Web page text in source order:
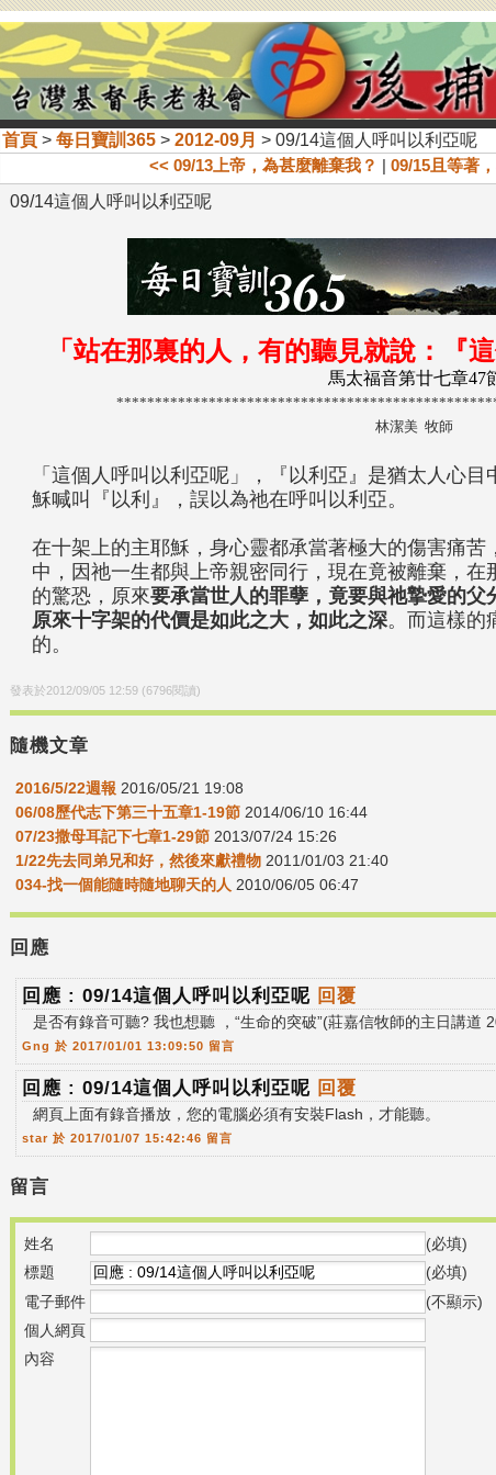
首頁> 每日寶訓365> 2012-09月 > 09/14這個人呼叫以利亞呢
<< 09/13上帝，為甚麼離棄我？ | 09/15且等著
09/14這個人呼叫以利亞呢
「站在那裏的人，有的聽見就說：『
馬太福音第廿七章47
林潔美 牧師
「這個人呼叫以利亞呢」，『以利亞』是猶太人心
穌喊叫『以利』，誤以為祂在呼叫以利亞。
在十架上的主耶穌，身心靈都承當著極大的傷害痛
中，因祂一生都與上帝親密同行，現在竟被離棄，
的驚恐，原來要承當世人的罪孽，竟要與祂摯愛的父
原來十字架的代價是如此之大，如此之深。而這樣的
的。
發表於2012/09/05 12:59(6796閱讀)
隨機文章
2016/5/22週報 2016/05/21 19:08
06/08歷代志下第三十五章1-19節2014/06/10 16:44
07/23撒母耳記下七章1-29節2013/07/24 15:26
1/22先去同弟兄和好，然後來獻禮物2011/01/03 21:40
034-找一個能隨時隨地聊天的人 2010/06/05 06:47
回應
回應 : 09/14這個人呼叫以利亞呢 回覆
是否有錄音可聽? 我也想聽 ，“生命的突破”(莊嘉信牧師的主日講道
Gng 於 2017/01/01 13:09:50 留言
回應 : 09/14這個人呼叫以利亞呢 回覆
網頁上面有錄音播放，您的電腦必須有安裝Flash，才能聽。
star 於 2017/01/07 15:42:46 留言
留言
姓名
(必填)
標題
(必填)
電子郵件
(不顯示)
個人網頁
內容